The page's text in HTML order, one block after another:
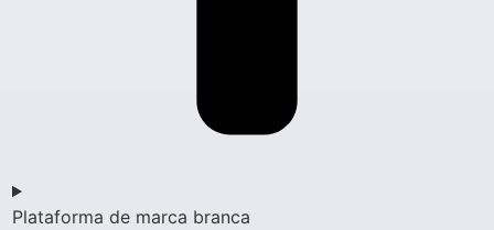
Plataforma de marca branca